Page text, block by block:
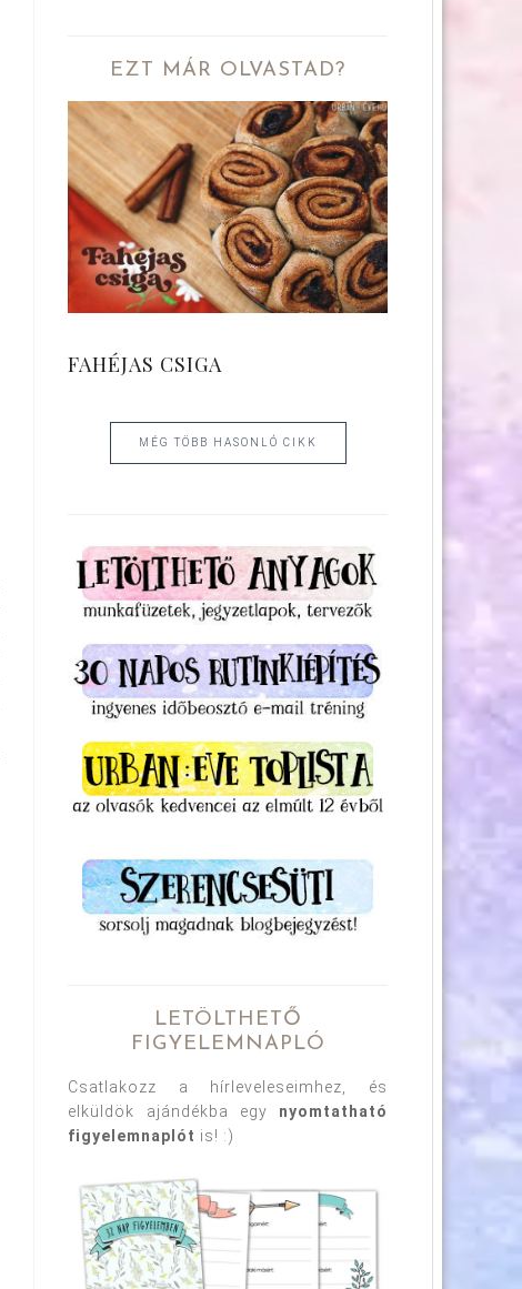
EZT MÁR OLVASTAD?
FAHÉJAS CSIGA
MÉG TÖBB HASONLÓ CIKK
LETÖLTHETŐ
FIGYELEMNAPLÓ
Csatlakozz a hírleveleseimhez, és
elküldök ajándékba egy nyomtatható
figyelemnaplót is! :)